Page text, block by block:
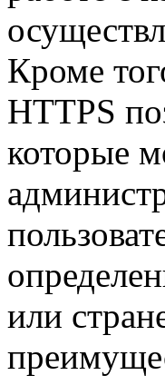
Кроме
HTTPS
которые
или